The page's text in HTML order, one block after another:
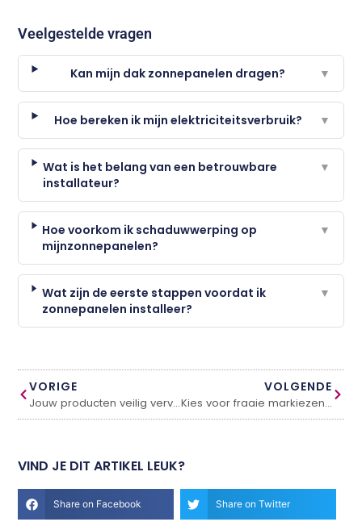
Veelgestelde vragen
Kan mijn dak zonnepanelen dragen? ▼
Hoe bereken ik mijn elektriciteitsverbruik? ▼
Wat is het belang van een betrouwbare
installateur?
▼
Hoe voorkom ik schaduwwerping op
mijnzonnepanelen?
▼
Wat zijn de eerste stappen voordat ik
zonnepanelen installeer?
▼
VORIGE
Jouw producten veilig vervoeren
VOLGENDE
Kies voor fraaie markiezen zonwering
VIND JE DIT ARTIKEL LEUK?
Share on Facebook Share on Twitter